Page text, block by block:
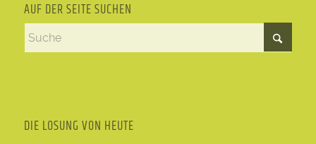
AUF DER SEITE SUCHEN
DIE LOSUNG VON HEUTE